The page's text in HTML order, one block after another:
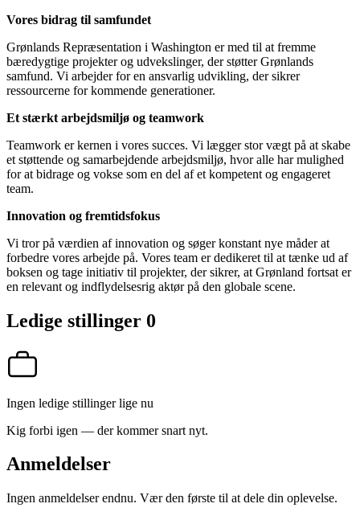
Vores bidrag til samfundet
Grønlands Repræsentation i Washington er med til at fremme
bæredygtige projekter og udvekslinger, der støtter Grønlands
samfund. Vi arbejder for en ansvarlig udvikling, der sikrer
ressourcerne for kommende generationer.
Et stærkt arbejdsmiljø og teamwork
Teamwork er kernen i vores succes. Vi lægger stor vægt på at skabe
et støttende og samarbejdende arbejdsmiljø, hvor alle har mulighed
for at bidrage og vokse som en del af et kompetent og engageret
team.
Innovation og fremtidsfokus
Vi tror på værdien af innovation og søger konstant nye måder at
forbedre vores arbejde på. Vores team er dedikeret til at tænke ud af
boksen og tage initiativ til projekter, der sikrer, at Grønland fortsat er
en relevant og indflydelsesrig aktør på den globale scene.
Ledige stillinger 0
Ingen ledige stillinger lige nu
Kig forbi igen — der kommer snart nyt.
Anmeldelser
Ingen anmeldelser endnu. Vær den første til at dele din oplevelse.